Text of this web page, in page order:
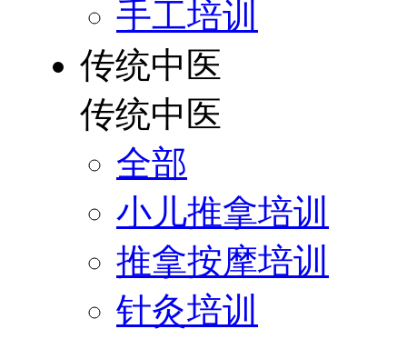
手工培训
传统中医
传统中医
全部
小儿推拿培训
推拿按摩培训
针灸培训